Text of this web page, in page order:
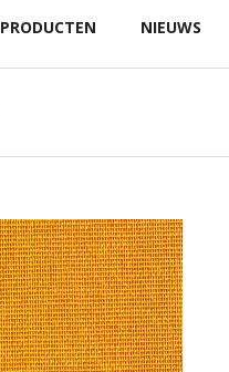
PRODUCTEN NIEUWS